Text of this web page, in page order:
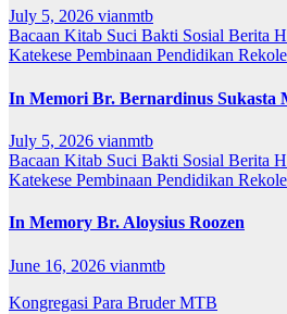
July 5, 2026 vianmtb
Bacaan Kitab Suci Bakti Sosial Berita
Katekese Pembinaan Pendidikan
In Memori Br. Bernardinus Sukasta
July 5, 2026 vianmtb
Bacaan Kitab Suci Bakti Sosial Berita
Katekese Pembinaan Pendidikan
In Memory Br. Aloysius Roozen
June 16, 2026 vianmtb
Kongregasi Para Bruder MTB